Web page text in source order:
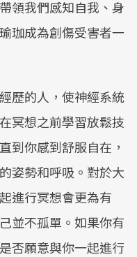
領我們感知自我、身
珈成為創傷受害者一
歷的人，使神經系統
冥想之前學習放鬆技
到你感到舒服自在，
姿勢和呼吸。對於大
進行冥想會更為有
並不孤單。如果你有
否願意與你一起進行